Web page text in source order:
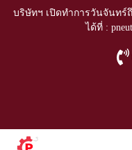
บริษัทฯ เปิดทำการวันจันทร์ถึ
ได้ที่ :